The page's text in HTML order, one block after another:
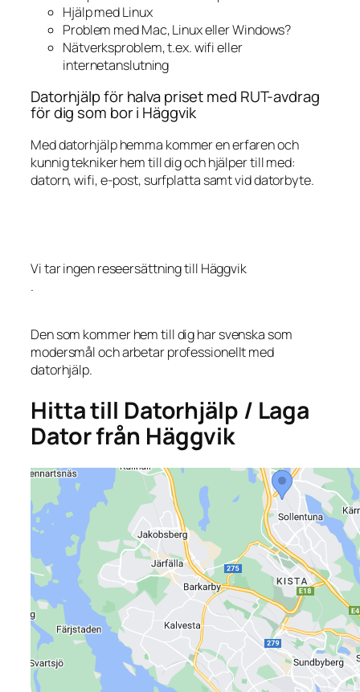
Hjälp med Linux
Problem med Mac, Linux eller Windows?
Nätverksproblem, t.ex. wifi eller
internetanslutning
Datorhjälp för halva priset med RUT-avdrag
för dig som bor i Häggvik
Med datorhjälp hemma kommer en erfaren och
kunnig tekniker hem till dig och hjälper till med:
datorn, wifi, e-post, surfplatta samt vid datorbyte.
Vi tar ingen reseersättning till Häggvik
.
Den som kommer hem till dig har svenska som
modersmål och arbetar professionellt med
datorhjälp.
Hitta till Datorhjälp / Laga
Dator från Häggvik